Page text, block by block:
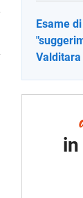
Esame
Valditara